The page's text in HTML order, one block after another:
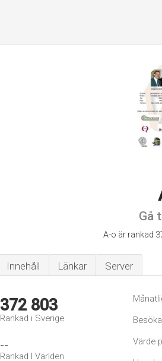
Gå
A-o är rankad
Innehåll Länkar Server
372 803
Rankad i Sverige
--
Rankad I Världen
Värde